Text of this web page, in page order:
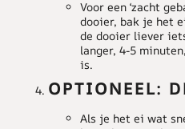
Voor een ‘zacht
dooier, bak je het
de dooier liever
langer, 4-5
is.
OPTIONEEL:
Als je het ei wat